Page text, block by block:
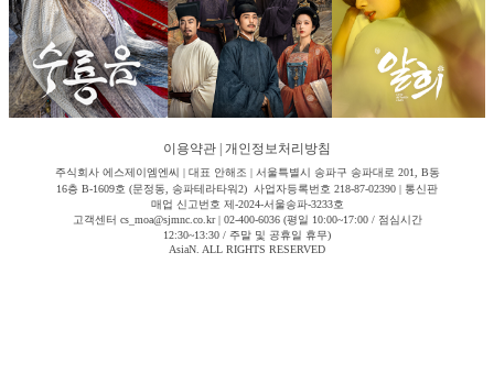
이용약관 개인정보처리방침
주식회사 에스제이엠엔씨 | 대표 안해조 | 서울특별시 송파구 송파대로 201, B동
16층 B-1609호 (문정동, 송파테라타워2) 사업자등록번호 218-87-02390 | 통신판
매업 신고번호 제-2024-서울송파-3233호
고객센터 cs_moa@sjmnc.co.kr | 02-400-6036 (평일 10:00~17:00 / 점심시간
12:30~13:30 / 주말 및 공휴일 휴무)
AsiaN. ALL RIGHTS RESERVED